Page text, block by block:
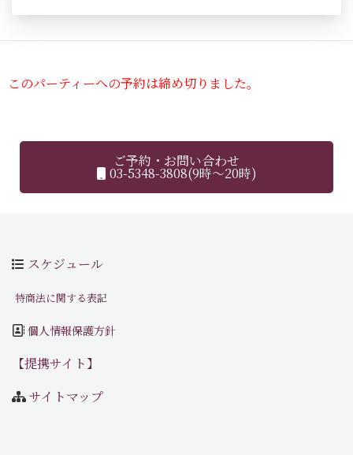
このパーティーへの予約は締め切りました。
ご予約・お問い合わせ
03-5348-3808(9時～20時)
スケジュール
特商法に関する表記
個人情報保護方針
【提携サイト】
サイトマップ